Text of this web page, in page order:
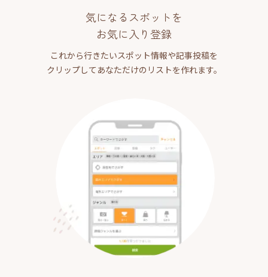
気になるスポットを
お気に入り登録
これから行きたいスポット情報や記事投稿を
クリップしてあなただけのリストを作れます。